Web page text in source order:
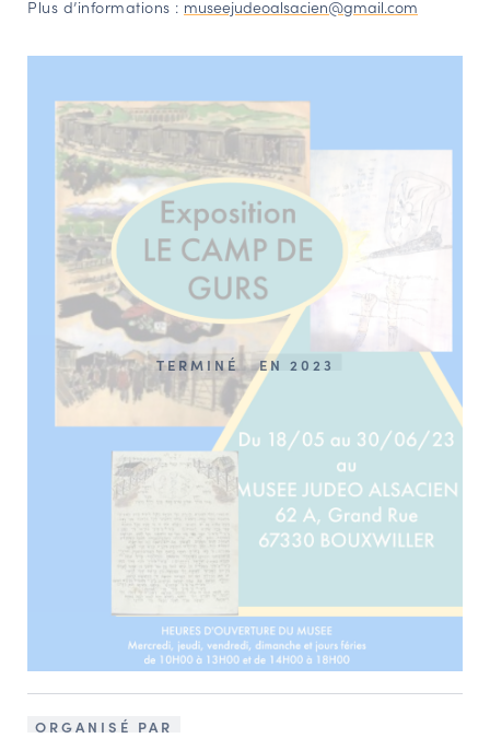
Plus d’informations : museejudeoalsacien@gmail.com
TERMINÉ EN 2023
ORGANISÉ PAR